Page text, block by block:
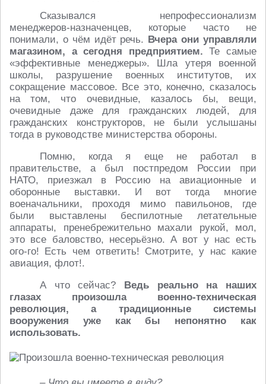
Сказывался непрофессионализм
менеджеров-назначенцев, которые часто не
понимали, о чём идёт речь. Вчера они управляли
магазином, а сегодня предприятием.Те самые
«эффективные менеджеры». Шла утеря военной
школы, разрушение военных институтов, их
сокращение массовое. Все это, конечно, сказалось
на том, что очевидные, казалось бы, вещи,
очевидные даже для гражданских людей, для
гражданских конструкторов, не были услышаны
тогда в руководстве министерства обороны.
Помню, когда я еще не работал в
правительстве, а был постпредом России при
НАТО, приезжал в Россию на авиационные и
оборонные выставки. И вот тогда многие
военачальники, проходя мимо павильонов, где
были выставлены беспилотные летательные
аппараты, пренебрежительно махали рукой, мол,
это все баловство, несерьёзно. А вот у нас есть
ого-го! Есть чем ответить! Смотрите, у нас какие
авиация, флот!.
А что сейчас? Ведь реально на наших
глазах произошла военно-техническая
революция, а традиционные системы
вооружения уже как бы непонятно как
использовать.